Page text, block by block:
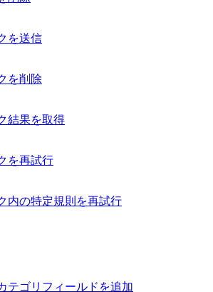
を送信
を削除
結果を取得
を再試行
内の特定規則を再試行
テゴリフィールドを追加